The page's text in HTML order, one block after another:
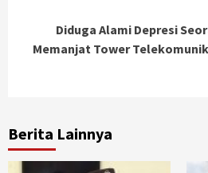
Diduga Alami Depresi
Memanjat Tower
Berita Lainnya